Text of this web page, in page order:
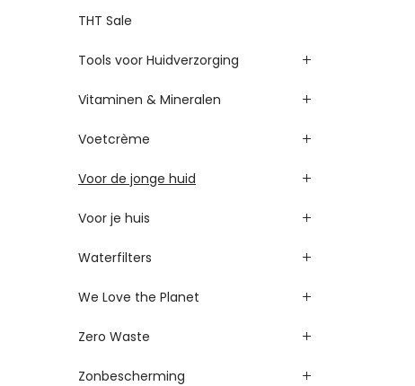
THT Sale
Tools voor Huidverzorging
Vitaminen & Mineralen
Voetcrème
Voor de jonge huid
Voor je huis
Waterfilters
We Love the Planet
Zero Waste
Zonbescherming